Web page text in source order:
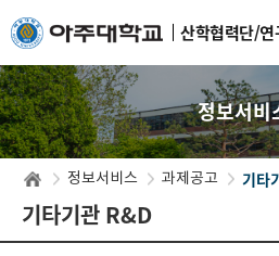
산학협력단/연
정보서비
정보서비스 과제공고 기타
기타기관 R&D